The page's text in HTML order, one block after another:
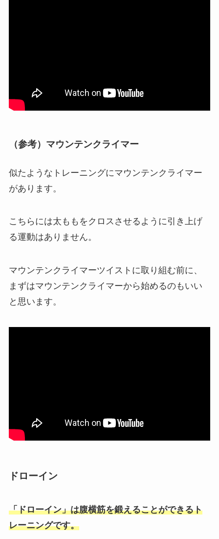
（参考）マウンテンクライマー
似たようなトレーニングにマウンテンクライマー
があります。
こちらには太ももをクロスさせるように引き上げ
る運動はありません。
マウンテンクライマーツイストに取り組む前に、
まずはマウンテンクライマーから始めるのもいい
と思います。
ドローイン
「ドローイン」は腹横筋を鍛えることができるト
レーニングです。